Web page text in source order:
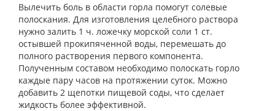
Вылечить боль в области горла помогут солевые
полоскания. Для изготовления целебного раствора
нужно залить 1 ч. ложечку морской соли 1 ст.
остывшей прокипяченной воды, перемешать до
полного растворения первого компонента.
Полученным составом необходимо полоскать горло
каждые пару часов на протяжении суток. Можно
добавить 2 щепотки пищевой соды, что сделает
жидкость более эффективной.